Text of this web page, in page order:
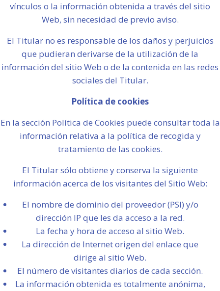
vínculos o la información obtenida a través del sitio
Web, sin necesidad de previo aviso.
El Titular no es responsable de los daños y perjuicios
que pudieran derivarse de la utilización de la
información del sitio Web o de la contenida en las redes
sociales del Titular.
Política de cookies
En la sección Política de Cookies puede consultar toda la
información relativa a la política de recogida y
tratamiento de las cookies.
El Titular sólo obtiene y conserva la siguiente
información acerca de los visitantes del Sitio Web:
El nombre de dominio del proveedor (PSI) y/o
dirección IP que les da acceso a la red.
La fecha y hora de acceso al sitio Web.
La dirección de Internet origen del enlace que
dirige al sitio Web.
El número de visitantes diarios de cada sección.
La información obtenida es totalmente anónima,